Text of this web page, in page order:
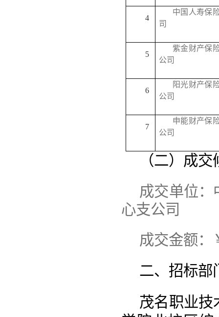
4
中国人寿保
司
5
紫金财产保
公司
6
阳光财产保
公司
7
申能财产保
公司
（二）成
成交单位：
心支公司
成交金额：
二、招标部
茂名职业技